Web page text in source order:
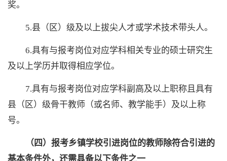
奖。
5.县（区）级及以上拔尖人才或学术技术带头人。
6.具有与报考岗位对应学科相关专业的硕士研究生
及以上学历并取得相应学位。
7.具有与报考岗位对应学科副高及以上职称且具有
县（区）级骨干教师（或名师、教学能手）及以上称
号。
（四）报考乡镇学校引进岗位的教师除符合引进的
基本条件外，还需具备以下条件之一